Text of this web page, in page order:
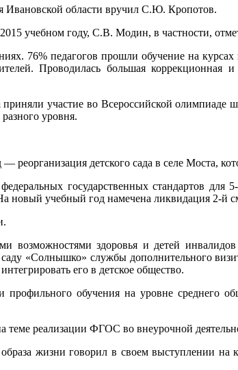
Ивановской области вручил С.Ю. Кропотов.
учебном году, С.В. Модин, в частности,
76% педагогов прошли обучение на
Проводилась большая
участие во Всероссийской
уровня.
детского сада в селе Моста,
государственных стандартов
новый учебный год намечена ликвидация 2-й
возможностями здоровья и детей
«Солнышко» службы дополнительного
его в детское общество.
обучения на уровне
реализации ФГОС во внеурочной
жизни говорил в своем выступлении на